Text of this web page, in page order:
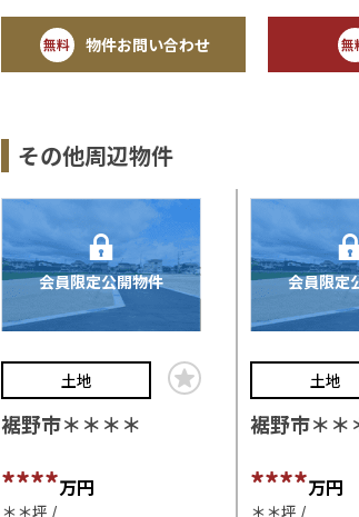
無料 物件お問い合わせ 無
その他周辺物件
会員限定公開物件
土地
裾野市＊＊＊＊
****万円
＊＊坪
会員限定
土地
裾野市＊＊
****万円
＊＊坪